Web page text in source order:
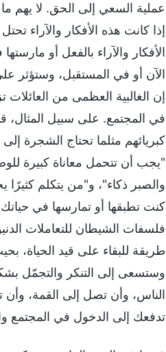
عملية السعي إلى الحق. لا يهم ما
إذا كانت هذه الأفكار والآراء
الأفكار والآراء بالفعل أو
الآن أو في المستقبل، وستؤثر
إن الغالبية العظمى من
في المجتمع. على سبيل المثال،
كبريائهم مثلما تحتاج الشجرة
"يجب أن تتحمل معاناة كبيرة
والصبر ذكاء"، و"من يتكلم كثيرًا
كنت تطبقها أو تمارسها في
فلسفات الشيطان للتعاملات
طريقة للبقاء على قيد الحياة،
وستسعى إلى التنكر والتجمّل
الناس، وأن تصل إلى القمة، وأن
تدفعك إلى الدخول في المجتمع